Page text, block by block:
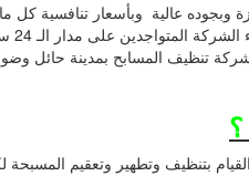
عالية وبأسعار تنافسية كل
تنظيف المسابح بمدينة حائل
بتنظيف وتطهير وتعقيم المسبحة